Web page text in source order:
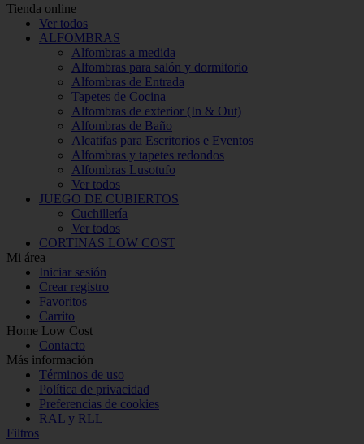
Tienda online
Ver todos
ALFOMBRAS
Alfombras a medida
Alfombras para salón y dormitorio
Alfombras de Entrada
Tapetes de Cocina
Alfombras de exterior (In & Out)
Alfombras de Baño
Alcatifas para Escritorios e Eventos
Alfombras y tapetes redondos
Alfombras Lusotufo
Ver todos
JUEGO DE CUBIERTOS
Cuchillería
Ver todos
CORTINAS LOW COST
Mi área
Iniciar sesión
Crear registro
Favoritos
Carrito
Home Low Cost
Contacto
Más información
Términos de uso
Política de privacidad
Preferencias de cookies
RAL y RLL
Filtros